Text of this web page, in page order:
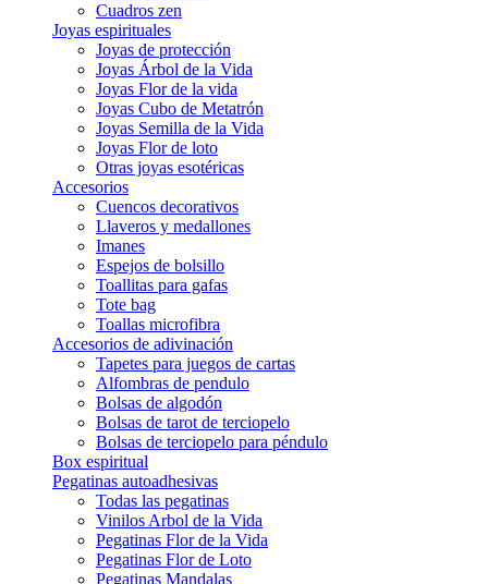
Cuadros zen
Joyas espirituales
Joyas de protección
Joyas Árbol de la Vida
Joyas Flor de la vida
Joyas Cubo de Metatrón
Joyas Semilla de la Vida
Joyas Flor de loto
Otras joyas esotéricas
Accesorios
Cuencos decorativos
Llaveros y medallones
Imanes
Espejos de bolsillo
Toallitas para gafas
Tote bag
Toallas microfibra
Accesorios de adivinación
Tapetes para juegos de cartas
Alfombras de pendulo
Bolsas de algodón
Bolsas de tarot de terciopelo
Bolsas de terciopelo para péndulo
Box espiritual
Pegatinas autoadhesivas
Todas las pegatinas
Vinilos Arbol de la Vida
Pegatinas Flor de la Vida
Pegatinas Flor de Loto
Pegatinas Mandalas